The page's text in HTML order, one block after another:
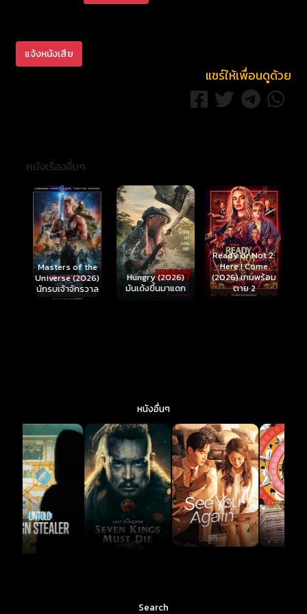
แจ้งหนังเสีย
แชร์ให้เพื่อนดูด้วย
หนังเรื่องอื่นๆ
Masters of the
Universe (2026)
นักรบเจ้าจักรวาล
Hungry (2026)
มันเด้งขึ้นมาแดก
Ready or Not 2:
Here I Come
(2026) เกมพร้อม
ตาย 2
หนังอื่นๆ
Search